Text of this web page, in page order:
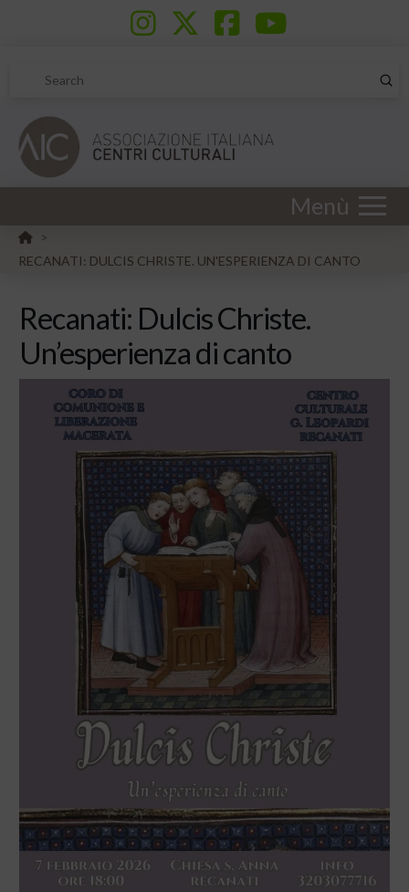
Search
Menù
HOME
>
RECANATI: DULCIS CHRISTE. UN'ESPERIENZA DI CANTO
Recanati: Dulcis Christe.
Un’esperienza di canto